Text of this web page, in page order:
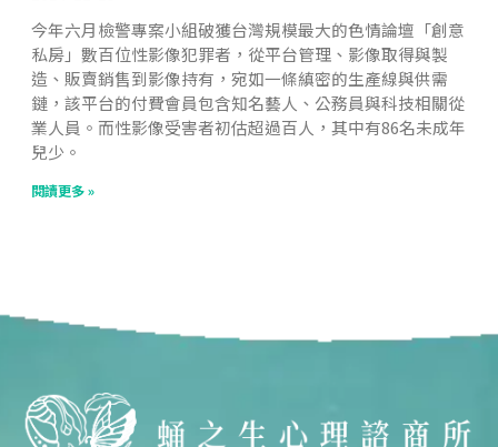
今年六月檢警專案小組破獲台灣規模最大的色情論壇「創意
私房」數百位性影像犯罪者，從平台管理、影像取得與製
造、販賣銷售到影像持有，宛如一條縝密的生產線與供需
鏈，該平台的付費會員包含知名藝人、公務員與科技相關從
業人員。而性影像受害者初估超過百人，其中有86名未成年
兒少。
閱讀更多 »